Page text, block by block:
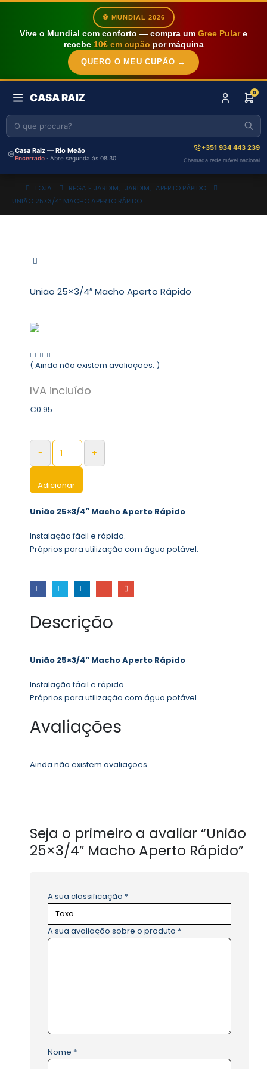
⚽ MUNDIAL 2026
Vive o Mundial com conforto — compra um Gree Pulare
recebe 10€ em cupão por máquina
QUERO O MEU CUPÃO →
CASA RAIZ 0
Casa Raiz — Rio Meão
Encerrado · Abre segunda às 08:30
+351 934 443 239
Chamada rede móvel nacional
LOJA REGA E JARDIM, JARDIM, APERTO RÁPIDO
UNIÃO 25×3/4″ MACHO APERTO RÁPIDO
União 25×3/4″ Macho Aperto Rápido
0 out of 5
( Ainda não existem avaliações. )
€0.95
- +
Adicionar
União 25×3/4″ Macho Aperto Rápido
Instalação fácil e rápida.
Próprios para utilização com água potável.
Descrição
União 25×3/4″ Macho Aperto Rápido
Instalação fácil e rápida.
Próprios para utilização com água potável.
Avaliações
Ainda não existem avaliações.
Seja o primeiro a avaliar “União
25×3/4″ Macho Aperto Rápido”
A sua classificação *
A sua avaliação sobre o produto *
Nome *